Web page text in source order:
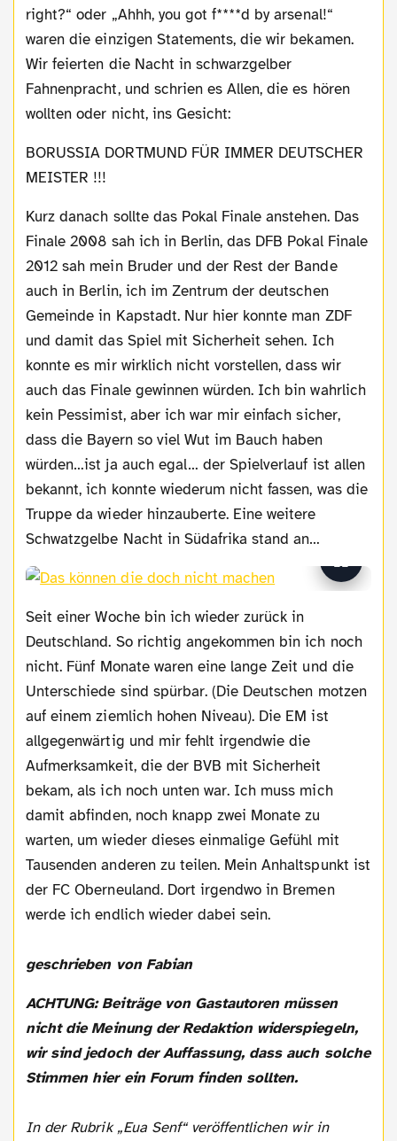
right?“ oder „Ahhh, you got f****d by arsenal!“
waren die einzigen Statements, die wir bekamen.
Wir feierten die Nacht in schwarzgelber
Fahnenpracht, und schrien es Allen, die es hören
wollten oder nicht, ins Gesicht:
BORUSSIA DORTMUND FÜR IMMER DEUTSCHER
MEISTER !!!
Kurz danach sollte das Pokal Finale anstehen. Das
Finale 2008 sah ich in Berlin, das DFB Pokal Finale
2012 sah mein Bruder und der Rest der Bande
auch in Berlin, ich im Zentrum der deutschen
Gemeinde in Kapstadt. Nur hier konnte man ZDF
und damit das Spiel mit Sicherheit sehen. Ich
konnte es mir wirklich nicht vorstellen, dass wir
auch das Finale gewinnen würden. Ich bin wahrlich
kein Pessimist, aber ich war mir einfach sicher,
dass die Bayern so viel Wut im Bauch haben
würden…ist ja auch egal… der Spielverlauf ist allen
bekannt, ich konnte wiederum nicht fassen, was die
Truppe da wieder hinzauberte. Eine weitere
Schwatzgelbe Nacht in Südafrika stand an…
Seit einer Woche bin ich wieder zurück in
Deutschland. So richtig angekommen bin ich noch
nicht. Fünf Monate waren eine lange Zeit und die
Unterschiede sind spürbar. (Die Deutschen motzen
auf einem ziemlich hohen Niveau). Die EM ist
allgegenwärtig und mir fehlt irgendwie die
Aufmerksamkeit, die der BVB mit Sicherheit
bekam, als ich noch unten war. Ich muss mich
damit abfinden, noch knapp zwei Monate zu
warten, um wieder dieses einmalige Gefühl mit
Tausenden anderen zu teilen. Mein Anhaltspunkt ist
der FC Oberneuland. Dort irgendwo in Bremen
werde ich endlich wieder dabei sein.
geschrieben von Fabian
ACHTUNG: Beiträge von Gastautoren müssen
nicht die Meinung der Redaktion widerspiegeln,
wir sind jedoch der Auffassung, dass auch solche
Stimmen hier ein Forum finden sollten.
In der Rubrik „Eua Senf“ veröffentlichen wir in